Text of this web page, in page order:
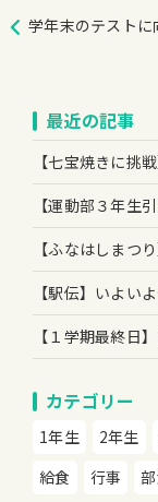
学年末のテストに
最近の記事
【七宝焼きに挑
【運動部３年生
【ふなはしまつ
【駅伝】いよい
【１学期最終日
カテゴリー
1年生 2年生
給食
行事